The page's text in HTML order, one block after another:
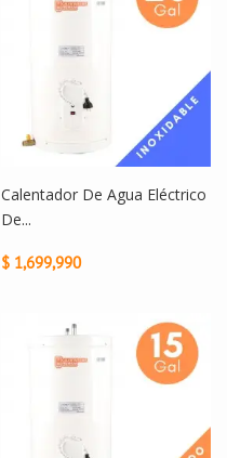
Calentador De Agua Eléctrico
De...
$ 1,699,990